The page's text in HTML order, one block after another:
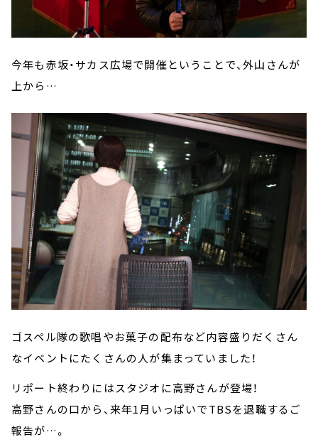
今年も赤坂・サカス広場で開催ということで、外山さんが
上から…
ゴスペル隊の歌唱やお菓子の配布など内容盛りだくさん
なイベントにたくさんの人が集まっていました！
リポート終わりにはスタジオに高野さんが登場！
高野さんの口から、来年1月いっぱいでTBSを退職するご
報告が…。